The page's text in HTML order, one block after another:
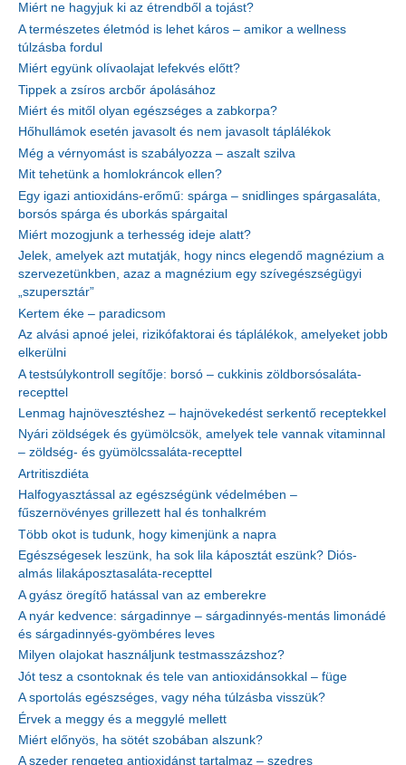
Miért ne hagyjuk ki az étrendből a tojást?
A természetes életmód is lehet káros – amikor a wellness
túlzásba fordul
Miért együnk olívaolajat lefekvés előtt?
Tippek a zsíros arcbőr ápolásához
Miért és mitől olyan egészséges a zabkorpa?
Hőhullámok esetén javasolt és nem javasolt táplálékok
Még a vérnyomást is szabályozza – aszalt szilva
Mit tehetünk a homlokráncok ellen?
Egy igazi antioxidáns-erőmű: spárga – snidlinges spárgasaláta,
borsós spárga és uborkás spárgaital
Miért mozogjunk a terhesség ideje alatt?
Jelek, amelyek azt mutatják, hogy nincs elegendő magnézium a
szervezetünkben, azaz a magnézium egy szívegészségügyi
„szupersztár”
Kertem éke – paradicsom
Az alvási apnoé jelei, rizikófaktorai és táplálékok, amelyeket jobb
elkerülni
A testsúlykontroll segítője: borsó – cukkinis zöldborsósaláta-
recepttel
Lenmag hajnövesztéshez – hajnövekedést serkentő receptekkel
Nyári zöldségek és gyümölcsök, amelyek tele vannak vitaminnal
– zöldség- és gyümölcssaláta-recepttel
Artritiszdiéta
Halfogyasztással az egészségünk védelmében –
fűszernövényes grillezett hal és tonhalkrém
Több okot is tudunk, hogy kimenjünk a napra
Egészségesek leszünk, ha sok lila káposztát eszünk? Diós-
almás lilakáposztasaláta-recepttel
A gyász öregítő hatással van az emberekre
A nyár kedvence: sárgadinnye – sárgadinnyés-mentás limonádé
és sárgadinnyés-gyömbéres leves
Milyen olajokat használjunk testmasszázshoz?
Jót tesz a csontoknak és tele van antioxidánsokkal – füge
A sportolás egészséges, vagy néha túlzásba visszük?
Érvek a meggy és a meggylé mellett
Miért előnyös, ha sötét szobában alszunk?
A szeder rengeteg antioxidánst tartalmaz – szedres